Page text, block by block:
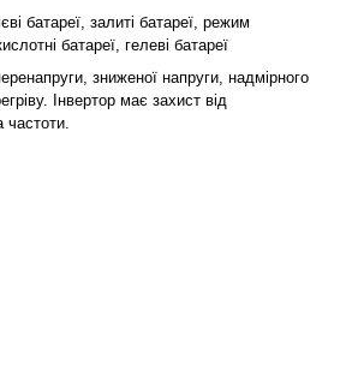
батареї, залиті батареї, режим
батареї, гелеві батареї
зниженої напруги, надмірного
Інвертор має захист від
частоти.